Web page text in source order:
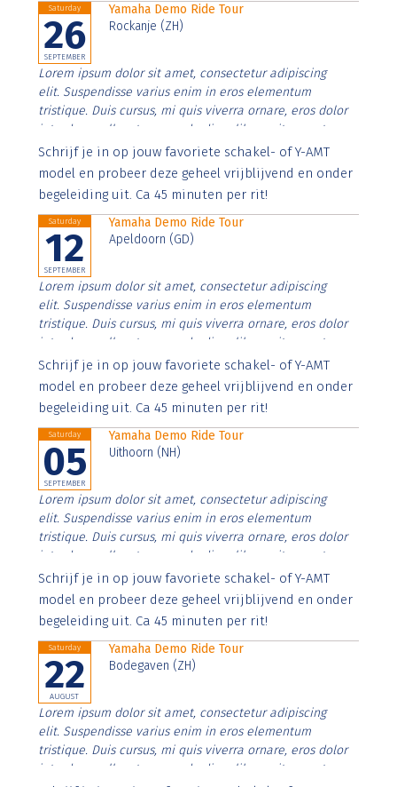
Saturday
26
SEPTEMBER
Yamaha Demo Ride Tour
Rockanje (ZH)
Lorem ipsum dolor sit amet, consectetur adipiscing
elit. Suspendisse varius enim in eros elementum
tristique. Duis cursus, mi quis viverra ornare, eros dolor
interdum nulla, ut commodo diam libero vitae erat.
Aenean faucibus nibh et justo cursus id rutrum lorem
imperdiet. Nunc ut sem vitae risus tristique posuere.
Schrijf je in op jouw favoriete schakel- of Y-AMT
model en probeer deze geheel vrijblijvend en onder
begeleiding uit. Ca 45 minuten per rit!
Saturday
12
SEPTEMBER
Yamaha Demo Ride Tour
Apeldoorn (GD)
Lorem ipsum dolor sit amet, consectetur adipiscing
elit. Suspendisse varius enim in eros elementum
tristique. Duis cursus, mi quis viverra ornare, eros dolor
interdum nulla, ut commodo diam libero vitae erat.
Aenean faucibus nibh et justo cursus id rutrum lorem
imperdiet. Nunc ut sem vitae risus tristique posuere.
Schrijf je in op jouw favoriete schakel- of Y-AMT
model en probeer deze geheel vrijblijvend en onder
begeleiding uit. Ca 45 minuten per rit!
Saturday
05
SEPTEMBER
Yamaha Demo Ride Tour
Uithoorn (NH)
Lorem ipsum dolor sit amet, consectetur adipiscing
elit. Suspendisse varius enim in eros elementum
tristique. Duis cursus, mi quis viverra ornare, eros dolor
interdum nulla, ut commodo diam libero vitae erat.
Aenean faucibus nibh et justo cursus id rutrum lorem
imperdiet. Nunc ut sem vitae risus tristique posuere.
Schrijf je in op jouw favoriete schakel- of Y-AMT
model en probeer deze geheel vrijblijvend en onder
begeleiding uit. Ca 45 minuten per rit!
Saturday
22
AUGUST
Yamaha Demo Ride Tour
Bodegaven (ZH)
Lorem ipsum dolor sit amet, consectetur adipiscing
elit. Suspendisse varius enim in eros elementum
tristique. Duis cursus, mi quis viverra ornare, eros dolor
interdum nulla, ut commodo diam libero vitae erat.